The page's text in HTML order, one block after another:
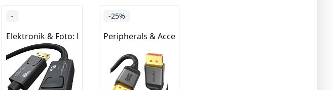
-
Elektronik & Foto: Produkte mit Umwelt-Label
-25%
Peripherals & Accessories